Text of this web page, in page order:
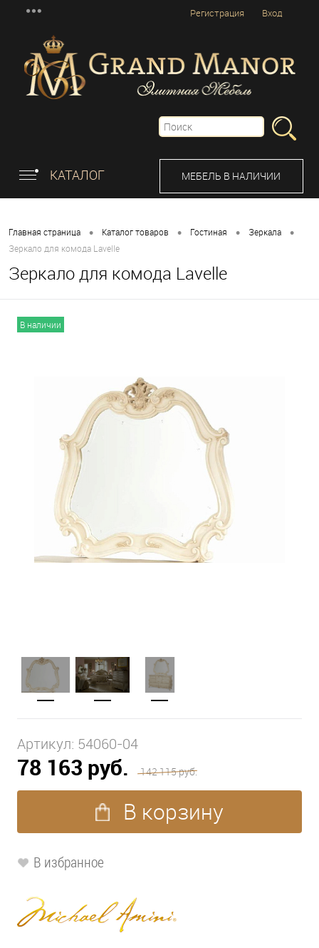
Вход
Регистрация
КАТАЛОГ МЕБЕЛЬ В НАЛИЧИИ
Главная страница • Каталог товаров • Гостиная • Зеркала •
Зеркало для комода Lavelle
Зеркало для комода Lavelle
В наличии
Артикул: 54060-04
78 163 руб. 142 115 руб.
В корзину
В избранное